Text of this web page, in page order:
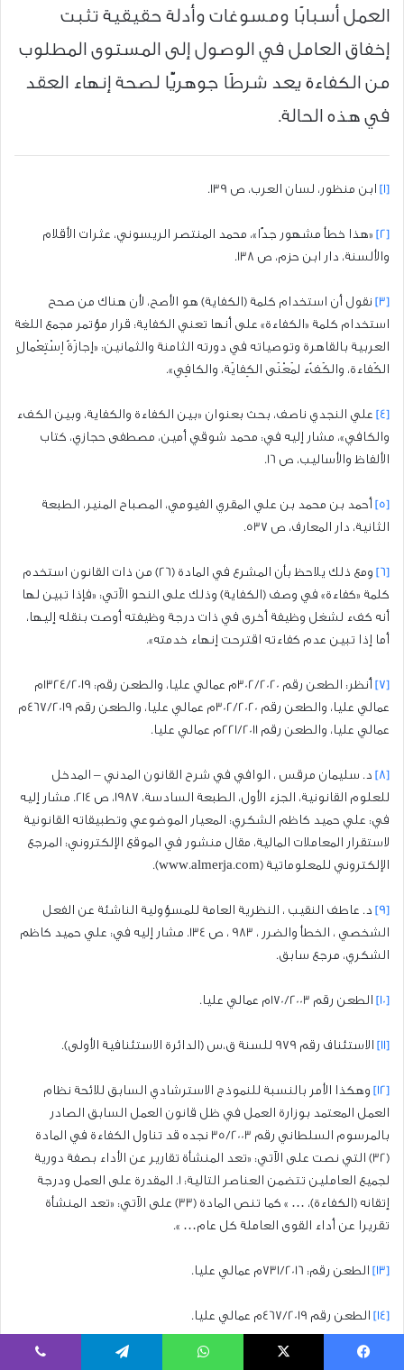
العمل أسبابًا ومسوغات وأدلة حقيقية تثبت
إخفاق العامل في الوصول إلى المستوى المطلوب
من الكفاءة يعد شرطًا جوهريًّا لصحة إنهاء العقد
في هذه الحالة.
[1] ابن منظور، لسان العرب، ص 139.
[2]
«هذا خطأ مشهور جدًا»، محمد المنتصر الريسوني، عثرات الأقلام
والألسنة، دار ابن حزم، ص 138.
[3]
نقول أن استخدام كلمة (الكفاية) هو الأصح، لأن هناك من صحح
استخدام كلمة «الكفاءة» على أنها تعني الكفاية: قرار مؤتمر مجمع اللغة
العربية بالقاهرة وتوصياته في دورته الثامنة والثمانين: «إجازَةُ اِسْتِعْمالِ
الكَفاءة، والكَفُء لمَعْنَى الكِفايَة، والكافِي».
[4]
علي النجدي ناصف، بحث بعنوان «بين الكفاءة والكفاية، وبين الكفء
والكافي»، مشار إليه في: محمد شوقي أمين، مصطفى حجازي، كتاب
الألفاظ والأساليب، ص 16.
[5]
أحمد بن محمد بن علي المقري الفيومي، المصباح المنير، الطبعة
الثانية، دار المعارف، ص 537.
[6]
ومع ذلك يلاحظ بأن المشرع في المادة (26) من ذات القانون استخدم
كلمة «كفاءة» في وصف (الكفاية) وذلك على النحو الآتي: «فإذا تبين لها
أنه كفء لشغل وظيفة أخرى في ذات درجة وظيفته أوصت بنقله إليها،
أما إذا تبين عدم كفاءته اقترحت إنهاء خدمته».
[7]
أُنظر: الطعن رقم 302/2020م عمالي عليا، والطعن رقم: 1324/2019م
عمالي عليا، والطعن رقم 302/2020م عمالي عليا، والطعن رقم 467/2019م
عمالي عليا، والطعن رقم 221/2011م عمالي عليا.
[8]
د. سليمان مرقس ، الوافي في شرح القانون المدني – المدخل
للعلوم القانونية، الجزء الأول، الطبعة السادسة، 1987، ص 214. مشار إليه
في: علي حميد كاظم الشكري: المعيار الموضوعي وتطبيقاته القانونية
لاستقرار المعاملات المالية، مقال منشور في الموقع الإلكتروني: المرجع
الإلكتروني للمعلوماتية (www.almerja.com).
[9]
د. عاطف النقيب ، النظرية العامة للمسؤولية الناشئة عن الفعل
الشخصي ، الخطأ والضرر ، 983 ، ص 134. مشار إليه في: علي حميد كاظم
الشكري، مرجع سابق.
[10] الطعن رقم 170/2003م عمالي عليا.
[11] الاستئناف رقم 979 للسنة ق،س (الدائرة الاستئنافية الأولى).
[12]
وهكذا الأمر بالنسبة للنموذج الاسترشادي السابق للائحة نظام
العمل المعتمد بوزارة العمل في ظل قانون العمل السابق الصادر
بالمرسوم السلطاني رقم 35/2003 نجده قد تناول الكفاءة في المادة
(32) التي نصت على الآتي: «تعد المنشأة تقارير عن الأداء بصفة دورية
لجميع العاملين تتضمن العناصر التالية: 1. المقدرة على العمل ودرجة
إتقانه (الكفاءة)، … » كما تنص المادة (33) على الآتي: «تعد المنشأة
تقريرا عن أداء القوى العاملة كل عام… ».
[13] الطعن رقم: 731/2016م عمالي عليا.
[14] الطعن رقم 467/2019م عمالي عليا.
الطعن رقم: 727/2016م عمالي عليا، وهكذا الأمر بالنسبة لمحكمة